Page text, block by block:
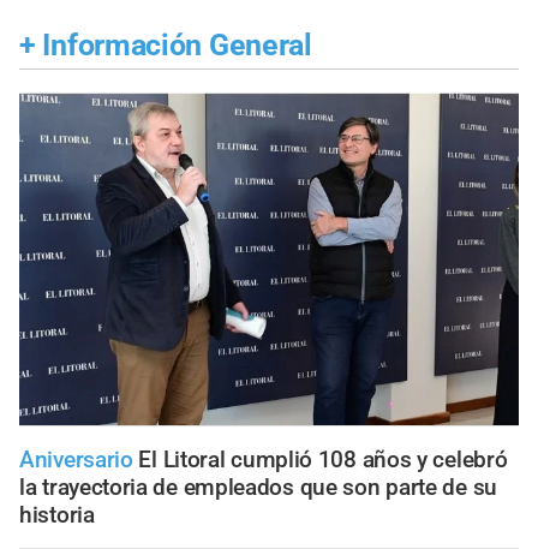
+ Información General
Aniversario El Litoral cumplió 108 años y celebró
la trayectoria de empleados que son parte de su
historia